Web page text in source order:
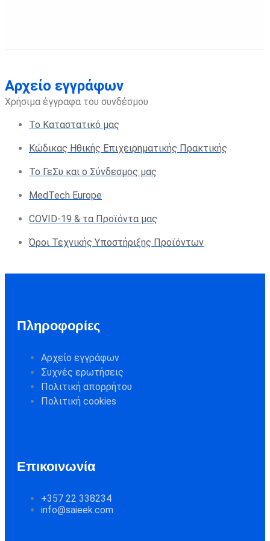
Αρχείο εγγράφων
Χρήσιμα έγγραφα του συνδέσμου
Το Καταστατικό μας
Κώδικας Ηθικής Επιχειρηματικής Πρακτικής
Το ΓεΣυ και ο Σύνδεσμος μας
MedTech Europe
COVID-19 & τα Προϊόντα μας
Όροι Τεχνικής Υποστήριξης Προϊόντων
Πληροφορίες
Αρχείο εγγράφων
Συχνές ερωτήσεις
Πολιτική απορρήτου
Πολιτική cookies
Επικοινωνία
+357 22 338234
info@saieek.com